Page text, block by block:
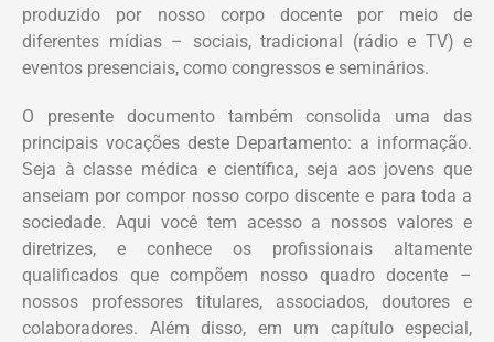
produzido por nosso corpo docente por meio de
diferentes mídias – sociais, tradicional (rádio e TV) e
eventos presenciais, como congressos e seminários.
O presente documento também consolida uma das
principais vocações deste Departamento: a informação.
Seja à classe médica e científica, seja aos jovens que
anseiam por compor nosso corpo discente e para toda a
sociedade. Aqui você tem acesso a nossos valores e
diretrizes, e conhece os profissionais altamente
qualificados que compõem nosso quadro docente –
nossos professores titulares, associados, doutores e
colaboradores. Além disso, em um capítulo especial,